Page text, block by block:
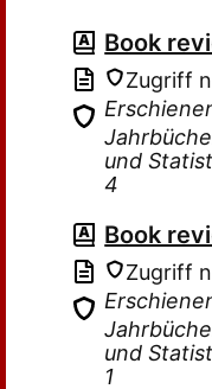
Book
Zugriff
und
4
Book
Zugriff
und
1